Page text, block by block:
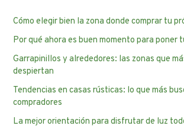
a
r
p
o
r
Cómo elegir bien la zona donde comprar tu
Por qué ahora es buen momento para poner
Garrapinillos y alrededores: las zonas que
despiertan
Tendencias en casas rústicas: lo que más
compradores
La mejor orientación para disfrutar de luz